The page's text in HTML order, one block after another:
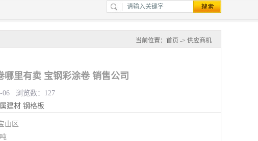
当前位置： 首页 -> 供应商机
哪里有卖 宝钢彩涂卷 销售公司
06 浏览数：127
建材 钢格板
山区